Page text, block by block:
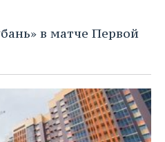
в матче Первой